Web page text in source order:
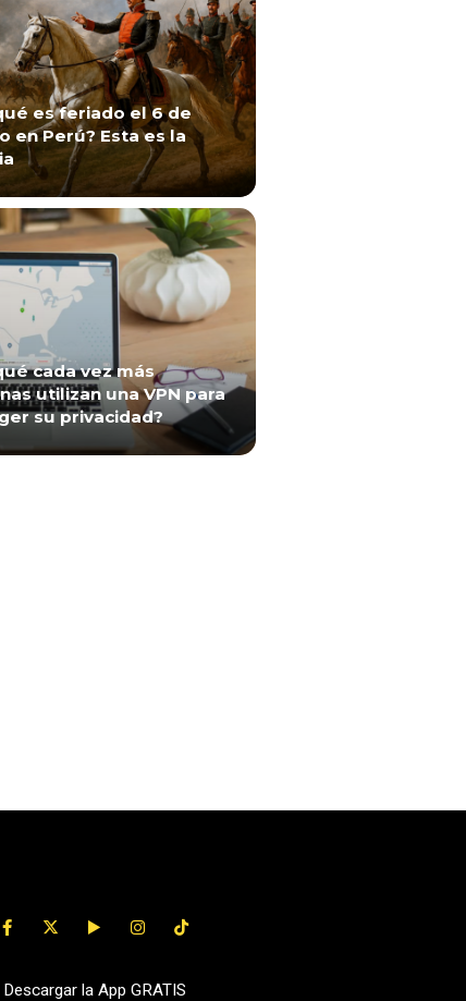
es feriado el 6 de
en Perú? Esta es la
cada vez más
utilizan una VPN para
su privacidad?
Descargar la App GRATIS